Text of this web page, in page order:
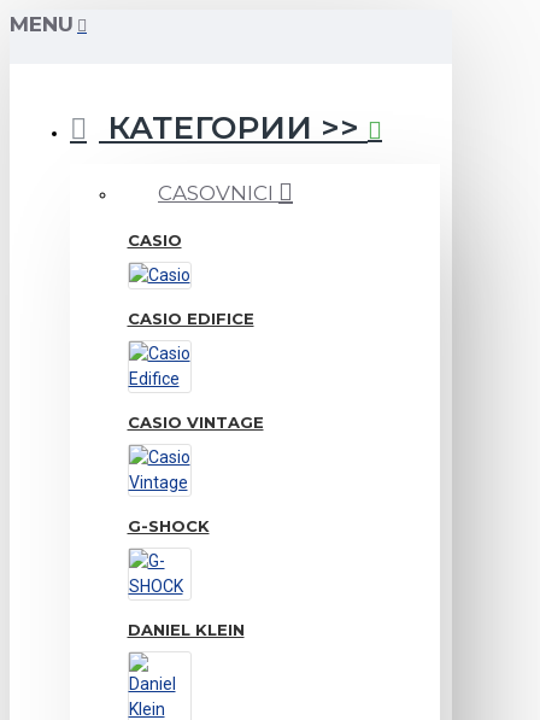
MENU
КАТЕГОРИИ >>
CASOVNICI
CASIO
CASIO EDIFICE
CASIO VINTAGE
G-SHOCK
DANIEL KLEIN